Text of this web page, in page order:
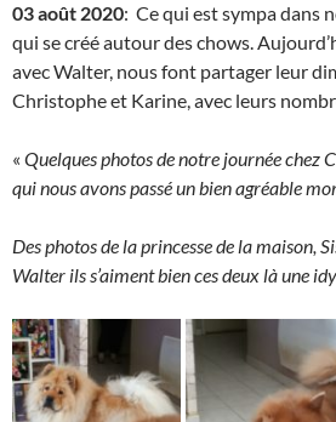
03 août 2020: Ce qui est sympa dans
qui se créé autour des chows.
avec Walter, nous font partager leur
Christophe et Karine, avec leurs
« Quelques photos de notre journée chez
qui nous avons passé un bien agréable
Des photos de la princesse de la maison,
Walter ils s’aiment bien ces deux là une